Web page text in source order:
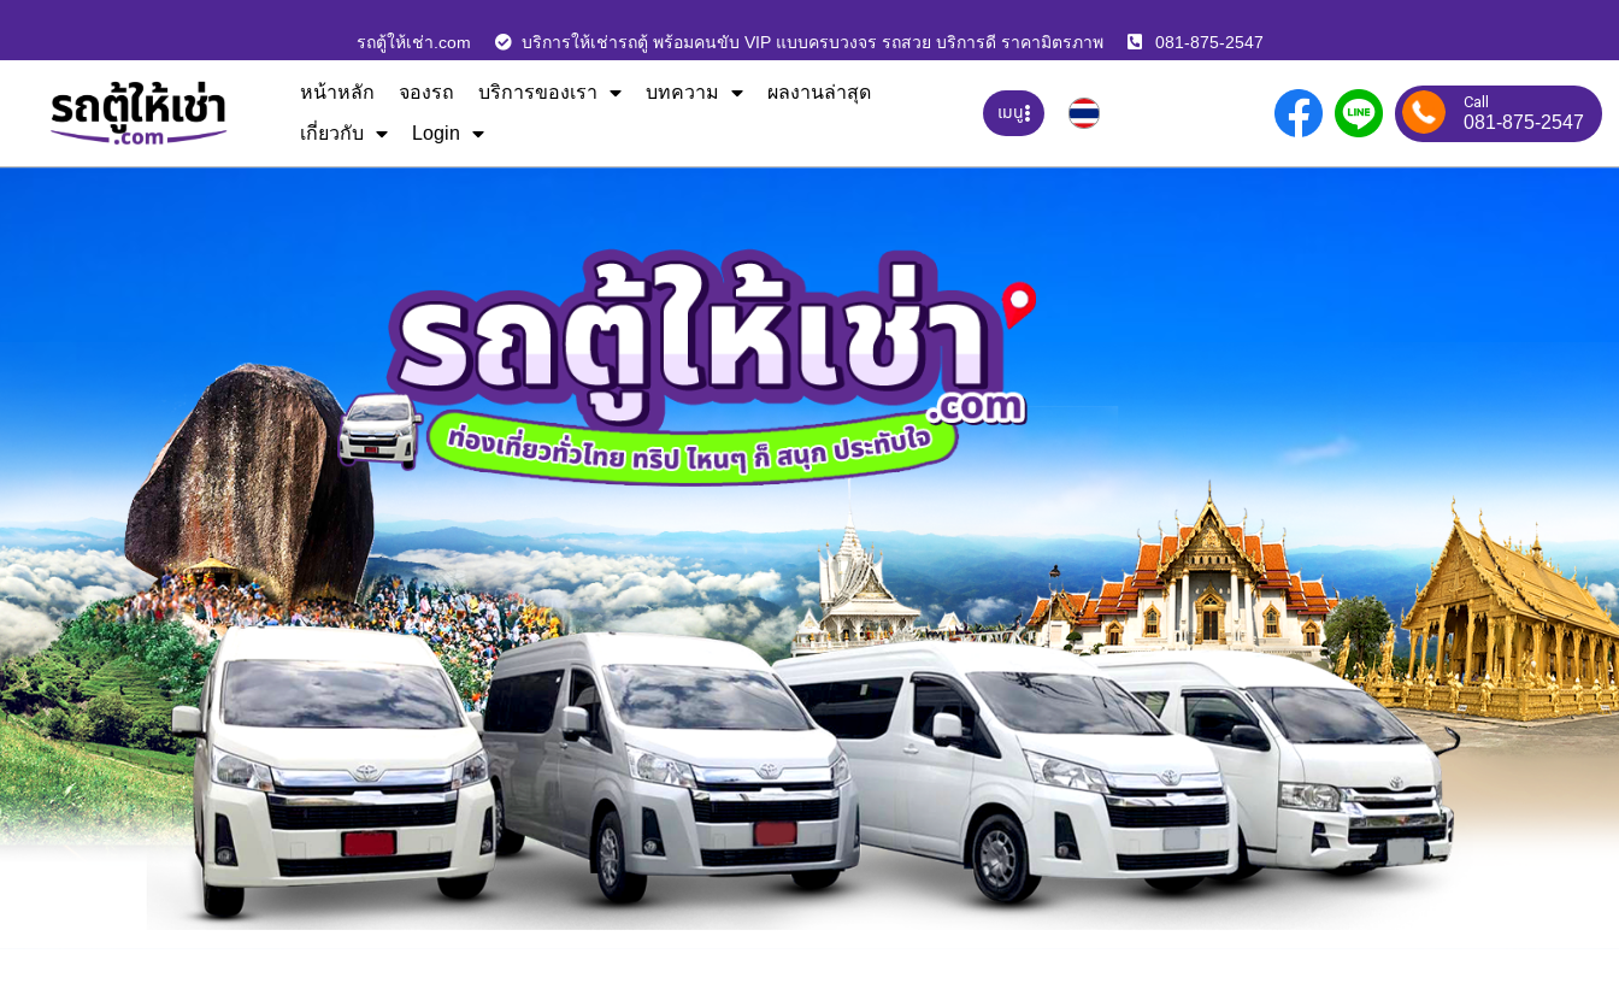
รถตู้ให้เช่า.com บริการให้เช่ารถตู้ พร้อมคนขับ VIP แบบครบวงจร รถสวย บริการดี ราคามิตรภาพ 081-875-2547
หน้าหลัก จองรถ บริการของเรา บทความ
ผลงานล่าสุด
เกี่ยวกับ
Login
เมนู Call
081-875-2547